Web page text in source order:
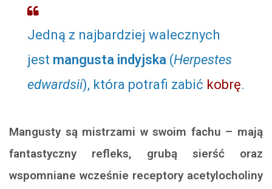
Jedną z najbardziej walecznych
jest mangusta indyjska (Herpestes
edwardsii), która potrafi zabić kobrę.
Mangusty są mistrzami w swoim fachu – mają
fantastyczny refleks, grubą sierść oraz
wspomniane wcześnie receptory acetylocholiny